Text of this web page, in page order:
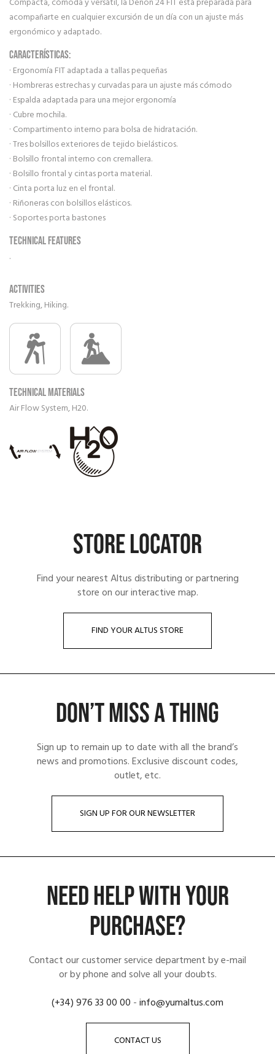
acompañarte en cualquier excursión de un día con un ajuste más
ergonómico y adaptado.
CARACTERÍSTICAS:
· Ergonomía FIT adaptada a tallas pequeñas
· Hombreras estrechas y curvadas para un ajuste más cómodo
· Espalda adaptada para una mejor ergonomía
· Cubre mochila.
· Compartimento interno para bolsa de hidratación.
· Tres bolsillos exteriores de tejido bielásticos.
· Bolsillo frontal interno con cremallera.
· Bolsillo frontal y cintas porta material.
· Cinta porta luz en el frontal.
· Riñoneras con bolsillos elásticos.
· Soportes porta bastones
Technical features
.
Activities
Trekking, Hiking.
Technical materials
Air Flow System, H20.
STORE LOCATOR
Find your nearest Altus distributing or partnering
store on our interactive map.
FIND YOUR ALTUS STORE
DON’T MISS A THING
Sign up to remain up to date with all the brand’s
news and promotions. Exclusive discount codes,
outlet, etc.
SIGN UP FOR OUR NEWSLETTER
NEED HELP WITH YOUR
PURCHASE?
Contact our customer service department by e-mail
or by phone and solve all your doubts.
(+34) 976 33 00 00 -info@yumaltus.com
CONTACT US